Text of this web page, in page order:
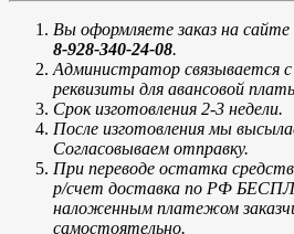
Вы оформляете заказ на сайте
8-928-340-24-08.
Администратор связывается
реквизиты для авансовой
Срок изготовления 2-3 недели.
После изготовления мы
Согласовываем отправку.
При переводе остатка
р/счет доставка по РФ
наложенным платежом
самостоятельно.